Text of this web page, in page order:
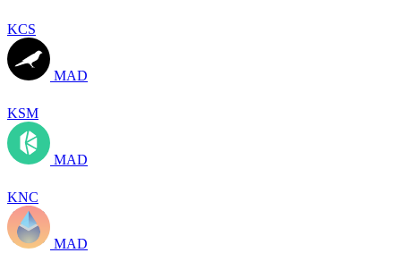
KCS
MAD
KSM
MAD
KNC
MAD